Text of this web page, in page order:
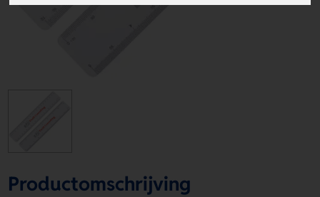
Productomschrijving